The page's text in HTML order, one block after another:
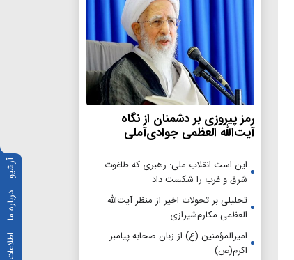
آرشیو
درباره ما
رمز پیروزی بر دشمنان از نگاه
آیت‌الله العظمی جوادی‌آملی
این است انقلاب ملی: رهبری که طاغوت
شرق و غرب را شکست داد
تحلیلی بر تحولات اخیر از منظر آیت‌الله
العظمی مکارم‌شیرازی
امیرالمؤمنین (ع) از زبان صحابه پیامبر
اکرم(ص)